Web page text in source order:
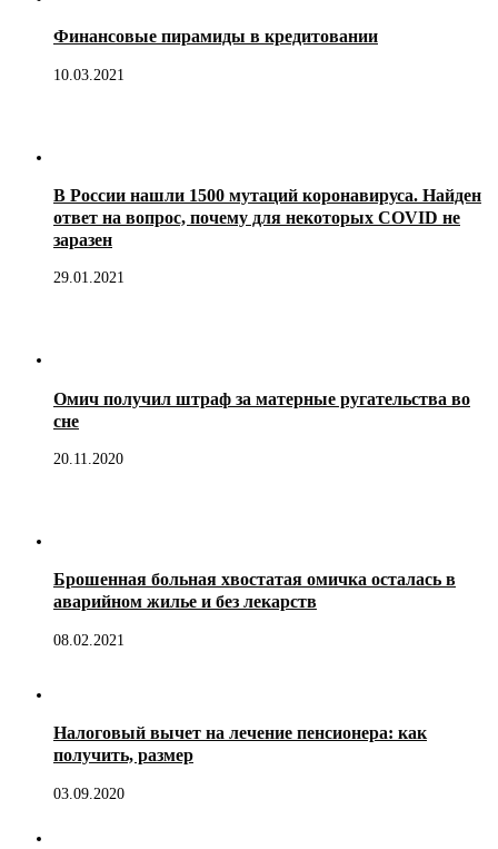
Финансовые пирамиды в кредитовании
10.03.2021
В России нашли 1500 мутаций коронавируса. Найден
ответ на вопрос, почему для некоторых COVID не
заразен
29.01.2021
Омич получил штраф за матерные ругательства во
сне
20.11.2020
Брошенная больная хвостатая омичка осталась в
аварийном жилье и без лекарств
08.02.2021
Налоговый вычет на лечение пенсионера: как
получить, размер
03.09.2020